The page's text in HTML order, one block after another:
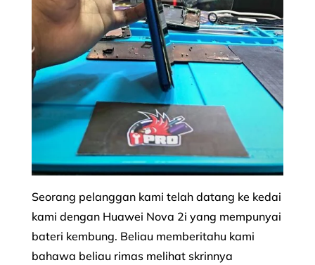
Seorang pelanggan kami telah datang ke kedai
kami dengan Huawei Nova 2i yang mempunyai
bateri kembung. Beliau memberitahu kami
bahawa beliau rimas melihat skrinnya